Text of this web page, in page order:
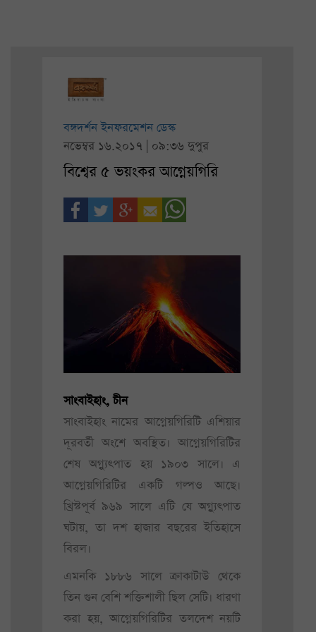
বঙ্গদর্শন ইনফরমেশন ডেস্ক
নভেম্বর ১৬.২০১৭ | ০৯:৩৬ দুপুর
বিশ্বের ৫ ভয়ংকর আগ্নেয়গিরি
সাংবাইহাং, চীন
সাংবাইহাং নামের আগ্নেয়গিরিটি এশিয়ার
দূরবর্তী অংশে অবস্থিত। আগ্নেয়গিরিটির
শেষ অগ্ন্যুৎপাত হয় ১৯০৩ সালে। এ
আগ্নেয়গিরিটির একটি গল্পও আছে।
খ্রিস্টপূর্ব ৯৬৯ সালে এটি যে অগ্ন্যুৎপাত
ঘটায়, তা দশ হাজার বছরের ইতিহাসে
বিরল।
এমনকি ১৮৮৬ সালে ক্রাকাটাউ থেকে
তিন গুন বেশি শক্তিশালী ছিল সেটি। ধারণা
করা হয়, আগ্নেয়গিরিটির তলদেশ নয়টি